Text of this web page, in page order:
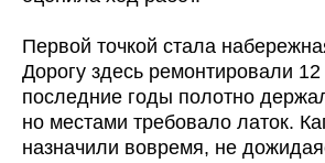
Первой точкой стала
Дорогу здесь ремонтировали 12
последние годы полотно
но местами требовало латок.
назначили вовремя, не